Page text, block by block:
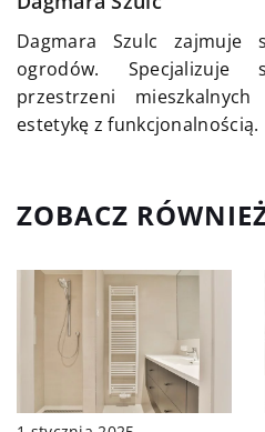
Dagmara Szulc
ogrodów.
przestrzeni
estetykę z funkcjonalnością.
ZOBACZ